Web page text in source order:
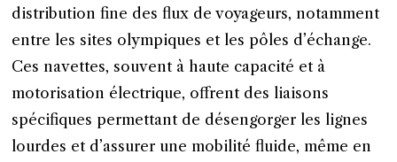
distribution fine des flux de voyageurs, notamment
entre les sites olympiques et les pôles d’échange.
Ces navettes, souvent à haute capacité et à
motorisation électrique, offrent des liaisons
spécifiques permettant de désengorger les lignes
lourdes et d’assurer une mobilité fluide, même en